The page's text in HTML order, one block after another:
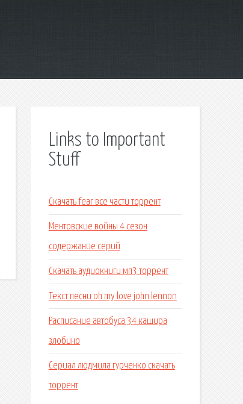
Links to Important
Stuff
Скачать fear все части торрент
Ментовские войны 4 сезон
содержание серий
Скачать аудиокниги мп3 торрент
Текст песни oh my love john lennon
Расписание автобуса 34 кашира
злобино
Сериал людмила гурченко скачать
торрент